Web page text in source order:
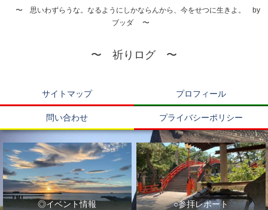
〜 思いわずらうな。なるようにしかならんから、今をせつに生きよ。 by
ブッダ 〜
〜 祈りログ 〜
サイトマップ プロフィール
問い合わせ プライバシーポリシー
◎イベント情報 ○参拝レポート